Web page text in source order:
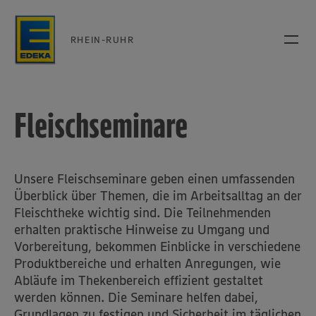
RHEIN-RUHR
Fleischseminare
Unsere Fleischseminare geben einen umfassenden
Überblick über Themen, die im Arbeitsalltag an der
Fleischtheke wichtig sind. Die Teilnehmenden
erhalten praktische Hinweise zu Umgang und
Vorbereitung, bekommen Einblicke in verschiedene
Produktbereiche und erhalten Anregungen, wie
Abläufe im Thekenbereich effizient gestaltet
werden können. Die Seminare helfen dabei,